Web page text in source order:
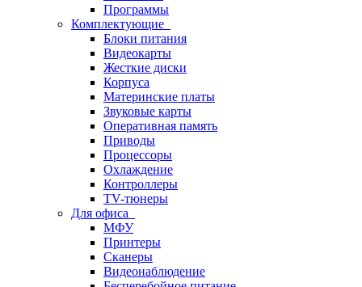
Программы
Комплектующие
Блоки питания
Видеокарты
Жесткие диски
Корпуса
Материнские платы
Звуковые карты
Оперативная память
Приводы
Процессоры
Охлаждение
Контроллеры
TV-тюнеры
Для офиса
МФУ
Принтеры
Сканеры
Видеонаблюдение